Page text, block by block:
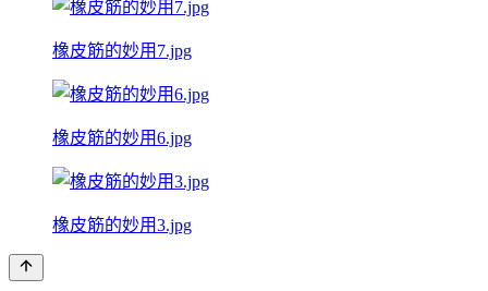
橡皮筋的妙用7.jpg
橡皮筋的妙用6.jpg
橡皮筋的妙用3.jpg